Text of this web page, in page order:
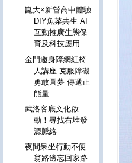
崑大×新營高中體驗
DIY魚菜共生 AI
互動推廣生態保
育及科技應用
金門邀身障網紅椅
人講座 克服障礙
勇敢圓夢 傳遞正
能量
武洛客底文化啟
動！尋找右堆發
源脈絡
夜間呆坐行動不便
翁路邊忘回家路